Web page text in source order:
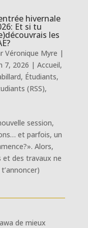
hivernale
Et si tu
les
Véronique Myre |
7, 2026 | Accueil,
, Étudiants,
(RSS),
session,
et parfois, un
Alors,
et des travaux ne
de mieux